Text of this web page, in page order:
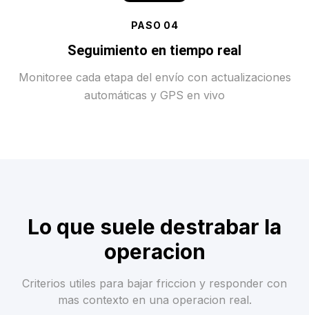
PASO 04
Seguimiento en tiempo real
Monitoree cada etapa del envío con actualizaciones
automáticas y GPS en vivo
Lo que suele destrabar la
operacion
Criterios utiles para bajar friccion y responder con
mas contexto en una operacion real.